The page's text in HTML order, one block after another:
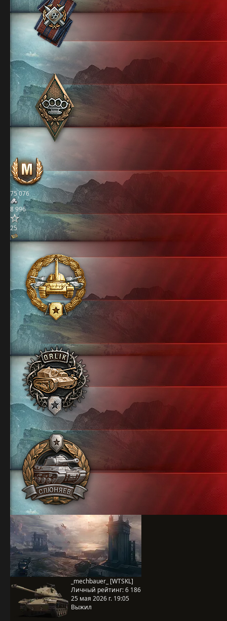
75 076
8 996
25
_mechbauer_ [WTSKL]
Личный рейтинг:6 186
25 мая 2026 г. 19:05
Выжил